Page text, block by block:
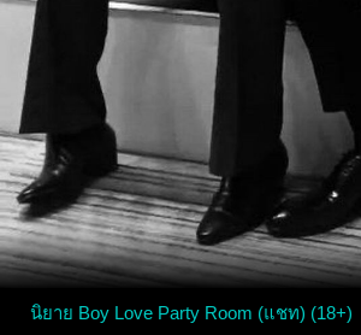
นิยาย Boy Love Party Room (แชท) (18+)